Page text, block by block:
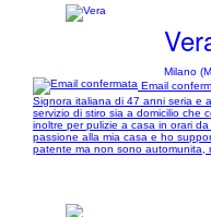
Milano
Email
Signora italiana di 47 anni seria e
servizio di stiro sia a domicilio che
inoltre per pulizie a casa in orari
passione alla mia casa e ho
patente ma non sono automunita,